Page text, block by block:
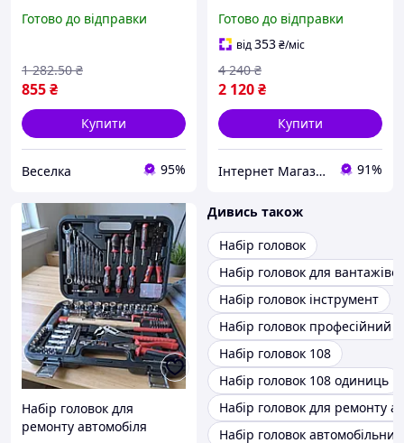
автомобілів і автосервісу
Готово до відправки
855₴
1 282.50 ₴
Купити
Веселка 95%
Набір свічкових головок,
Інструмент для чоловіків,
MTS
Готово до відправки
від353₴/міс
2 120₴
4 240 ₴
Купити
Інтернет Магазин "StepShop" 91%
Набір головок для
ремонту автомобіля
Дивись також
Набір головок
Набір головок для вантажівок
Набір головок інструмент
Набір головок професійний
Набір головок 108
Набір головок 108 одиниць
Набір головок для ремонту
Набір головок автомобільний